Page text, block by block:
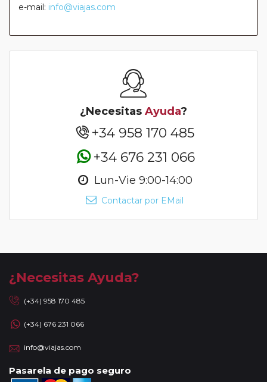
e-mail: info@viajas.com
¿Necesitas Ayuda?
+34 958 170 485
+34 676 231 066
Lun-Vie 9:00-14:00
Contactar por EMail
¿Necesitas Ayuda?
(+34) 958 170 485
(+34) 676 231 066
info@viajas.com
Pasarela de pago seguro